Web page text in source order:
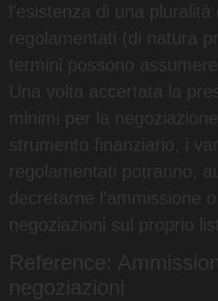
l’esistenza di una pluralità
regolamentati (di natura
termini possono
Una volta accertata la
minimi per la
strumento finanziario, i
decretarne l’ammissione
negoziazioni sul proprio
Reference:
negoziazioni